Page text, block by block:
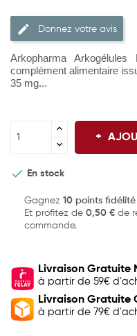
Donnez votre avis
Arkopharma
complément alimentaire
35 mg...
 En stock
Gagnez 10 points fidélité
Et profitez de 0,50 € de
commande.
Livraison Gratuite
à partir de 59€
Livraison Gratuite
à partir de 79€